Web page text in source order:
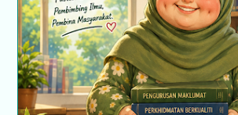
Hari Pustakawan 6 Jun :
sebagai seorang Pembantu